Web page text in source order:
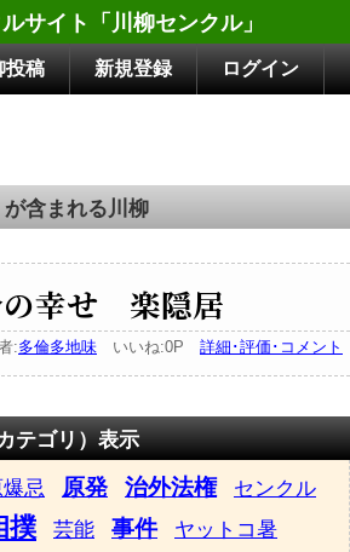
サイト「川柳センクル」
投稿 新規登録 ログイン
含まれる川柳
幸せ 楽隠居
:多倫多地味 いいね:0P 詳細･評価･コメント
テゴリ）表示
爆忌 原発 治外法権
センクル
撲 芸能 事件 ヤットコ暑